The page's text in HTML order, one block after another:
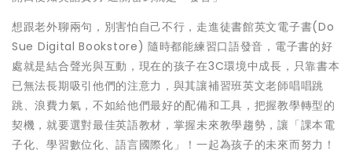
想跟老外聊兩句，別害怕自己不行，走進徒書館英文電子書(Do
Sue Digital Bookstore) 隨時都能練習口語發音，電子書的好
處就是結合聲光與互動，現在的孩子在3C環境中成長，只靠書本
已無法長期吸引他們的注意力，與其讓補習班英文老師唱唱跳
跳、浪費力氣，不如給他們最好的配備和工具，把握教學轉型的
契機，就要選對最佳英語教材，掌握未來教學趨勢，讓「課本電
子化、學習數位化、語言國際化」！一起為孩子的未來而努力！